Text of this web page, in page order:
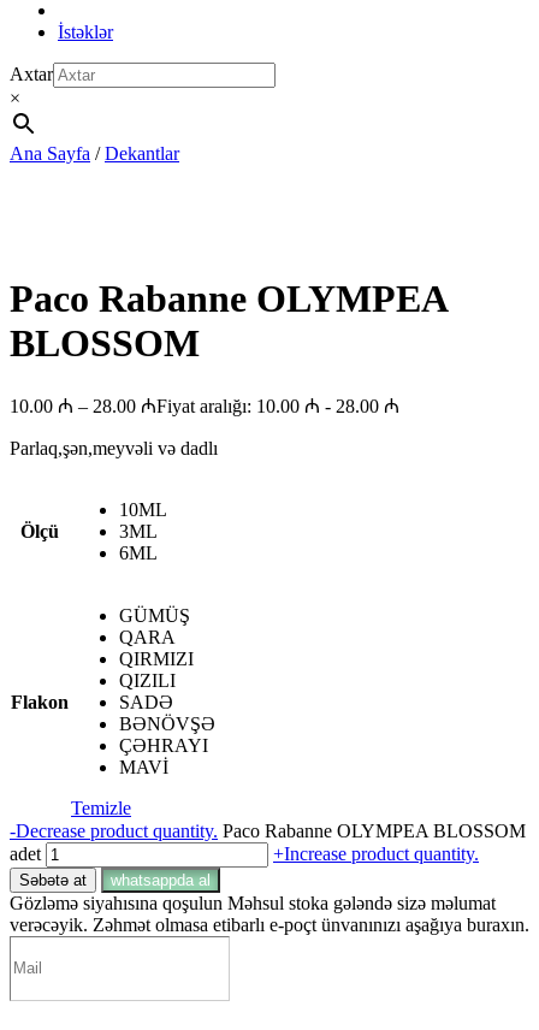
İstəklər
Axtar
×
Ana Sayfa /Dekantlar
Paco Rabanne OLYMPEA
BLOSSOM
10.00 ₼ – 28.00 ₼Fiyat aralığı: 10.00 ₼ - 28.00 ₼
Parlaq,şən,meyvəli və dadlı
Ölçü
10ML
3ML
6ML
Flakon
GÜMÜŞ
QARA
QIRMIZI
QIZILI
SADƏ
BƏNÖVŞƏ
ÇƏHRAYI
MAVİ
Temizle
-Decrease product quantity. Paco Rabanne OLYMPEA BLOSSOM
adet
+Increase product quantity.
Səbətə at whatsappda al
Gözləmə siyahısına qoşulun Məhsul stoka gələndə sizə məlumat
verəcəyik. Zəhmət olmasa etibarlı e-poçt ünvanınızı aşağıya buraxın.